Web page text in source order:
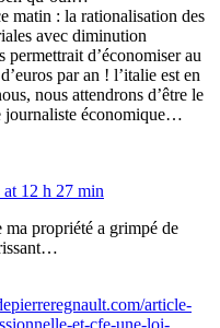
matin : la rationalisation des
avec diminution
permettrait d’économiser au
par an ! l’italie est en
nous attendrons d’être le
journaliste économique…
12 h 27 min
propriété a grimpé de
article-